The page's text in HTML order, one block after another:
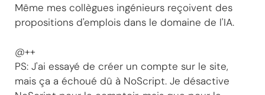
Même mes collègues ingénieurs reçoivent des
propositions d'emplois dans le domaine de l'IA.
@++
PS: J'ai essayé de créer un compte sur le site,
mais ça a échoué dû à NoScript. Je désactive